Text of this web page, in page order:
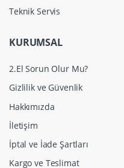
Teknik Servis
KURUMSAL
2.El Sorun Olur Mu?
Gizlilik ve Güvenlik
Hakkımızda
İletişim
İptal ve İade Şartları
Kargo ve Teslimat